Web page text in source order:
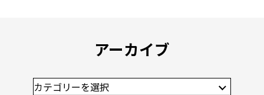
アーカイブ